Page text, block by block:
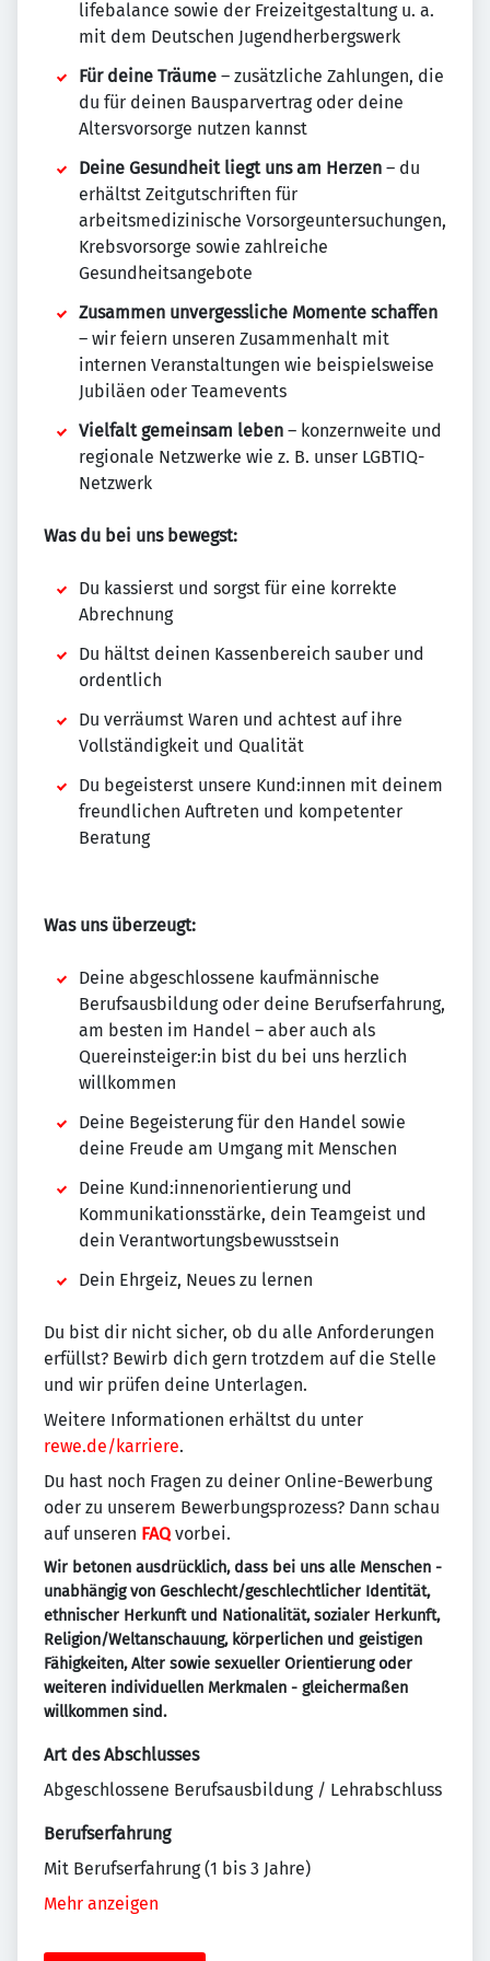
lifebalance sowie der Freizeitgestaltung u. a.
mit dem Deutschen Jugendherbergswerk
Für deine Träume – zusätzliche Zahlungen, die
du für deinen Bausparvertrag oder deine
Altersvorsorge nutzen kannst
Deine Gesundheit liegt uns am Herzen – du
erhältst Zeitgutschriften für
arbeitsmedizinische Vorsorgeuntersuchungen,
Krebsvorsorge sowie zahlreiche
Gesundheitsangebote
Zusammen unvergessliche Momente schaffen
– wir feiern unseren Zusammenhalt mit
internen Veranstaltungen wie beispielsweise
Jubiläen oder Teamevents
Vielfalt gemeinsam leben – konzernweite und
regionale Netzwerke wie z. B. unser LGBTIQ-
Netzwerk
Was du bei uns bewegst:
Du kassierst und sorgst für eine korrekte
Abrechnung
Du hältst deinen Kassenbereich sauber und
ordentlich
Du verräumst Waren und achtest auf ihre
Vollständigkeit und Qualität
Du begeisterst unsere Kund:innen mit deinem
freundlichen Auftreten und kompetenter
Beratung
Was uns überzeugt:
Deine abgeschlossene kaufmännische
Berufsausbildung oder deine Berufserfahrung,
am besten im Handel – aber auch als
Quereinsteiger:in bist du bei uns herzlich
willkommen
Deine Begeisterung für den Handel sowie
deine Freude am Umgang mit Menschen
Deine Kund:innenorientierung und
Kommunikationsstärke, dein Teamgeist und
dein Verantwortungsbewusstsein
Dein Ehrgeiz, Neues zu lernen
Du bist dir nicht sicher, ob du alle Anforderungen
erfüllst? Bewirb dich gern trotzdem auf die Stelle
und wir prüfen deine Unterlagen.
Weitere Informationen erhältst du unter
rewe.de/karriere.
Du hast noch Fragen zu deiner Online-Bewerbung
oder zu unserem Bewerbungsprozess? Dann schau
auf unseren FAQvorbei.
Wir betonen ausdrücklich, dass bei uns alle Menschen -
unabhängig von Geschlecht/geschlechtlicher Identität,
ethnischer Herkunft und Nationalität, sozialer Herkunft,
Religion/Weltanschauung, körperlichen und geistigen
Fähigkeiten, Alter sowie sexueller Orientierung oder
weiteren individuellen Merkmalen - gleichermaßen
willkommen sind.
Art des Abschlusses
Abgeschlossene Berufsausbildung / Lehrabschluss
Berufserfahrung
Mit Berufserfahrung (1 bis 3 Jahre)
Mehr anzeigen